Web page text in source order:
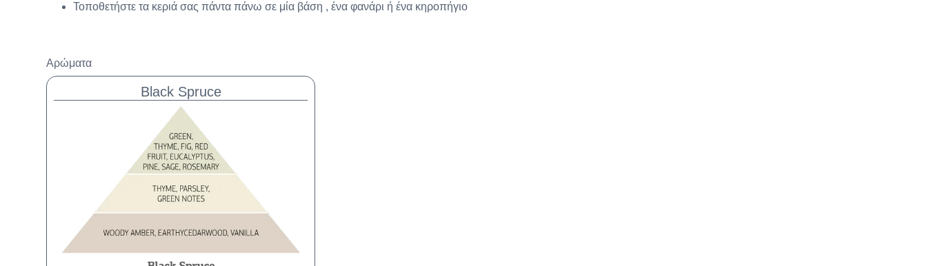
Τοποθετήστε τα κεριά σας πάντα πάνω σε μία βάση , ένα φανάρι ή ένα κηροπήγιο
Αρώματα
Black Spruce